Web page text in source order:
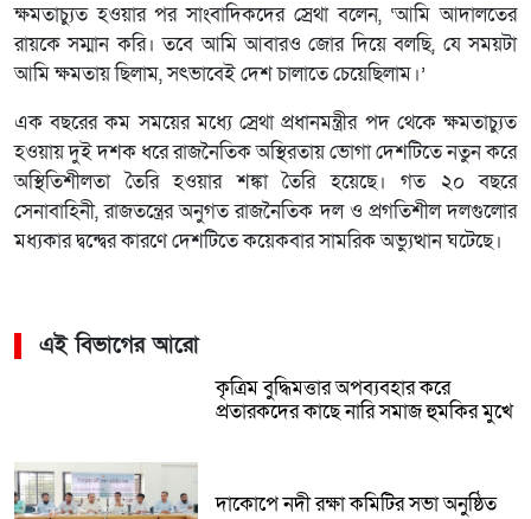
ক্ষমতাচ্যুত হওয়ার পর সাংবাদিকদের স্রেথা বলেন, ‘আমি আদালতের
রায়কে সম্মান করি। তবে আমি আবারও জোর দিয়ে বলছি, যে সময়টা
আমি ক্ষমতায় ছিলাম, সৎভাবেই দেশ চালাতে চেয়েছিলাম।’
এক বছরের কম সময়ের মধ্যে স্রেথা প্রধানমন্ত্রীর পদ থেকে ক্ষমতাচ্যুত
হওয়ায় দুই দশক ধরে রাজনৈতিক অস্থিরতায় ভোগা দেশটিতে নতুন করে
অস্থিতিশীলতা তৈরি হওয়ার শঙ্কা তৈরি হয়েছে। গত ২০ বছরে
সেনাবাহিনী, রাজতন্ত্রের অনুগত রাজনৈতিক দল ও প্রগতিশীল দলগুলোর
মধ্যকার দ্বন্দ্বের কারণে দেশটিতে কয়েকবার সামরিক অভ্যুত্থান ঘটেছে।
এই বিভাগের আরো
কৃত্রিম বুদ্ধিমত্তার অপব্যবহার করে
প্রতারকদের কাছে নারি সমাজ হুমকির মুখে
দাকোপে নদী রক্ষা কমিটির সভা অনুষ্ঠিত